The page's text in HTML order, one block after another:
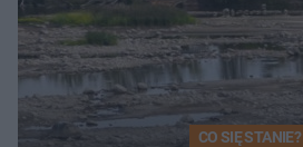
CO SIĘ STANIE?